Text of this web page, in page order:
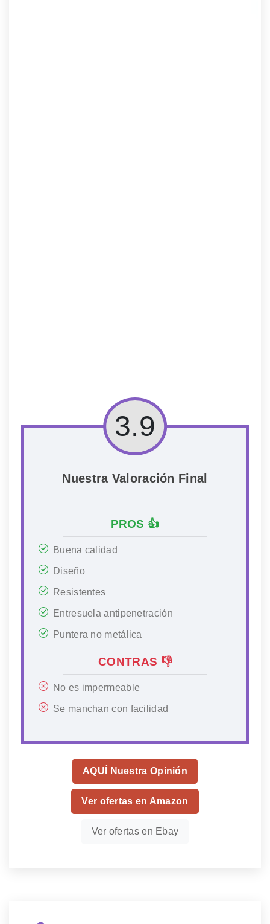
3.9
Nuestra Valoración Final
PROS 👍
Buena calidad
Diseño
Resistentes
Entresuela antipenetración
Puntera no metálica
CONTRAS 👎
No es impermeable
Se manchan con facilidad
AQUÍ Nuestra Opinión
Ver ofertas en Amazon
Ver ofertas en Ebay